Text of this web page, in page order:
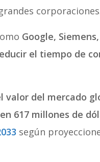
Google,
el tiempo de
valor del mercado
617 millones de
según